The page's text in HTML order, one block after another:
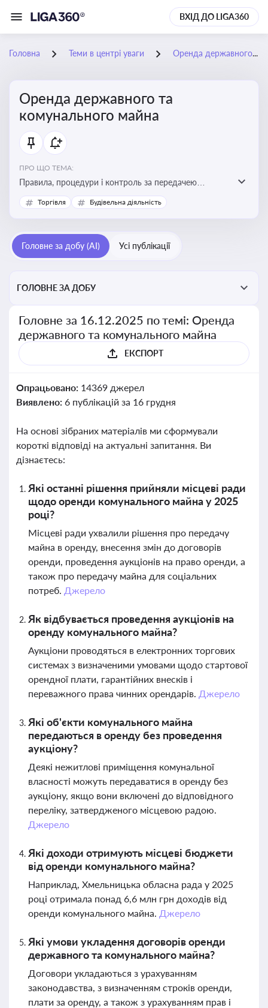
ВХІД ДО LIGA360
Головна Теми в центрі уваги Оренда державного та комунального майна
Оренда державного та
комунального майна
ПРО ЩО ТЕМА:
Правила, процедури і контроль за передачею
державного та комунального майна в оренду. Кейси
використання публічного майна
Торгівля Будівельна діяльність
Головне за добу (AI) Усі публікації
ГОЛОВНЕ ЗА ДОБУ
Головне за 16.12.2025 по темі: Оренда
державного та комунального майна
ЕКСПОРТ
Опрацьовано: 14369 джерел
Виявлено: 6 публікацій за 16 грудня
На основі зібраних матеріалів ми сформували
короткі відповіді на актуальні запитання. Ви
дізнаєтесь:
Які останні рішення прийняли місцеві ради
щодо оренди комунального майна у 2025
році?
Місцеві ради ухвалили рішення про передачу
майна в оренду, внесення змін до договорів
оренди, проведення аукціонів на право оренди, а
також про передачу майна для соціальних
потреб. Джерело
Як відбувається проведення аукціонів на
оренду комунального майна?
Аукціони проводяться в електронних торгових
системах з визначеними умовами щодо стартової
орендної плати, гарантійних внесків і
переважного права чинних орендарів. Джерело
Які об'єкти комунального майна
передаються в оренду без проведення
аукціону?
Деякі нежитлові приміщення комунальної
власності можуть передаватися в оренду без
аукціону, якщо вони включені до відповідного
переліку, затвердженого місцевою радою.
Джерело
Які доходи отримують місцеві бюджети
від оренди комунального майна?
Наприклад, Хмельницька обласна рада у 2025
році отримала понад 6,6 млн грн доходів від
оренди комунального майна. Джерело
Які умови укладення договорів оренди
державного та комунального майна?
Договори укладаються з урахуванням
законодавства, з визначенням строків оренди,
плати за оренду, а також з урахуванням прав і